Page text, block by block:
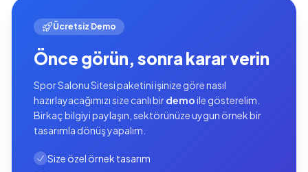
Ücretsiz Demo
Önce görün, sonra karar verin
Spor Salonu Sitesi paketini işinize göre nasıl
hazırlayacağımızı size canlı birdemoile gösterelim.
Birkaç bilgiyi paylaşın, sektörünüze uygun örnek bir
tasarımla dönüş yapalım.
Size özel örnek tasarım